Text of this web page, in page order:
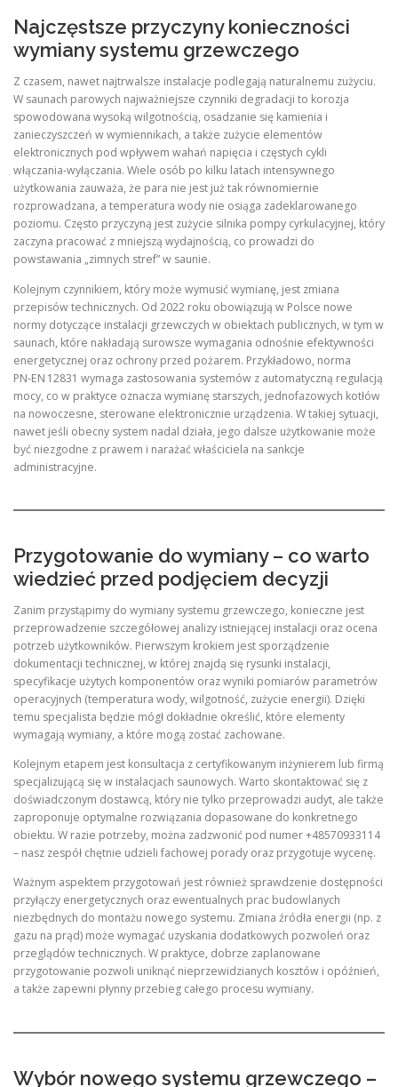
Najczęstsze przyczyny konieczności
wymiany systemu grzewczego
Z czasem, nawet najtrwalsze instalacje podlegają naturalnemu zużyciu.
W saunach parowych najważniejsze czynniki degradacji to korozja
spowodowana wysoką wilgotnością, osadzanie się kamienia i
zanieczyszczeń w wymiennikach, a także zużycie elementów
elektronicznych pod wpływem wahań napięcia i częstych cykli
włączania‑wyłączania. Wiele osób po kilku latach intensywnego
użytkowania zauważa, że para nie jest już tak równomiernie
rozprowadzana, a temperatura wody nie osiąga zadeklarowanego
poziomu. Często przyczyną jest zużycie silnika pompy cyrkulacyjnej, który
zaczyna pracować z mniejszą wydajnością, co prowadzi do
powstawania „zimnych stref” w saunie.
Kolejnym czynnikiem, który może wymusić wymianę, jest zmiana
przepisów technicznych. Od 2022 roku obowiązują w Polsce nowe
normy dotyczące instalacji grzewczych w obiektach publicznych, w tym w
saunach, które nakładają surowsze wymagania odnośnie efektywności
energetycznej oraz ochrony przed pożarem. Przykładowo, norma
PN‑EN 12831 wymaga zastosowania systemów z automatyczną regulacją
mocy, co w praktyce oznacza wymianę starszych, jednofazowych kotłów
na nowoczesne, sterowane elektronicznie urządzenia. W takiej sytuacji,
nawet jeśli obecny system nadal działa, jego dalsze użytkowanie może
być niezgodne z prawem i narażać właściciela na sankcje
administracyjne.
Przygotowanie do wymiany – co warto
wiedzieć przed podjęciem decyzji
Zanim przystąpimy do wymiany systemu grzewczego, konieczne jest
przeprowadzenie szczegółowej analizy istniejącej instalacji oraz ocena
potrzeb użytkowników. Pierwszym krokiem jest sporządzenie
dokumentacji technicznej, w której znajdą się rysunki instalacji,
specyfikacje użytych komponentów oraz wyniki pomiarów parametrów
operacyjnych (temperatura wody, wilgotność, zużycie energii). Dzięki
temu specjalista będzie mógł dokładnie określić, które elementy
wymagają wymiany, a które mogą zostać zachowane.
Kolejnym etapem jest konsultacja z certyfikowanym inżynierem lub firmą
specjalizującą się w instalacjach saunowych. Warto skontaktować się z
doświadczonym dostawcą, który nie tylko przeprowadzi audyt, ale także
zaproponuje optymalne rozwiązania dopasowane do konkretnego
obiektu. W razie potrzeby, można zadzwonić pod numer +48570933114
– nasz zespół chętnie udzieli fachowej porady oraz przygotuje wycenę.
Ważnym aspektem przygotowań jest również sprawdzenie dostępności
przyłączy energetycznych oraz ewentualnych prac budowlanych
niezbędnych do montażu nowego systemu. Zmiana źródła energii (np. z
gazu na prąd) może wymagać uzyskania dodatkowych pozwoleń oraz
przeglądów technicznych. W praktyce, dobrze zaplanowane
przygotowanie pozwoli uniknąć nieprzewidzianych kosztów i opóźnień,
a także zapewni płynny przebieg całego procesu wymiany.
Wybór nowego systemu grzewczego –